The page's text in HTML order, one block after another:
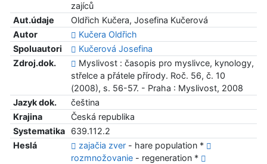
zajíců
Aut.údaje
Oldřich Kučera, Josefina Kučerová
Autor
Kučera Oldřich
Spoluautori
Kučerová Josefina
Zdroj.dok.
Myslivost : časopis pro myslivce, kynology,
střelce a přátele přírody. Roč. 56, č. 10
(2008), s. 56-57. - Praha : Myslivost, 2008
Jazyk dok.
čeština
Krajina
Česká republika
Systematika
639.112.2
Heslá
zajačia zver- hare population *
rozmnožovanie- regeneration *